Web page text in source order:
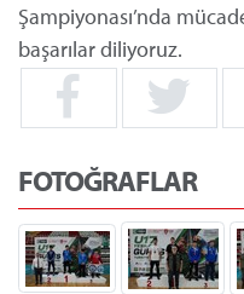
Şampiyonası’nda
başarılar diliyoruz.
FOTOĞRAFLAR